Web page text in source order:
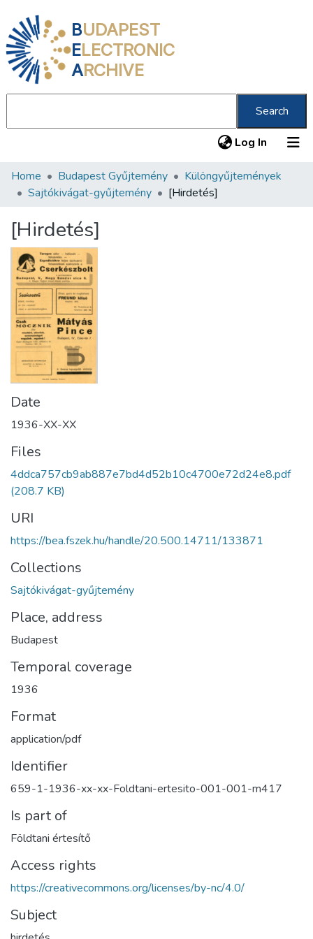
BUDAPEST
ELECTRONIC
ARCHIVE
Search
Log In (current)
Communities & Collections
Statistics
About us
Home Budapest Gyűjtemény
Különgyűjtemények
Sajtókivágat-gyűjtemény
[Hirdetés]
[Hirdetés]
Date
1936-XX-XX
Files
4ddca757cb9ab887e7bd4d52b10c4700e72d24e8.pdf
(208.7 KB)
URI
https://bea.fszek.hu/handle/20.500.14711/133871
Collections
Sajtókivágat-gyűjtemény
Place, address
Budapest
Temporal coverage
1936
Format
application/pdf
Identifier
659-1-1936-xx-xx-Foldtani-ertesito-001-001-m417
Is part of
Földtani értesítő
Access rights
https://creativecommons.org/licenses/by-nc/4.0/
Subject